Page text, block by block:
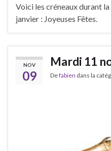
Voici les créneaux durant
janvier : Joyeuses Fêtes.
NOV
09
Mardi 11
Defabien dans la